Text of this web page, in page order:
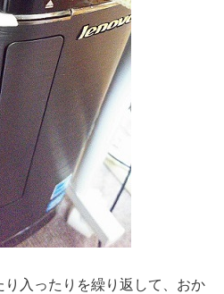
入ったりを繰り返して、おか